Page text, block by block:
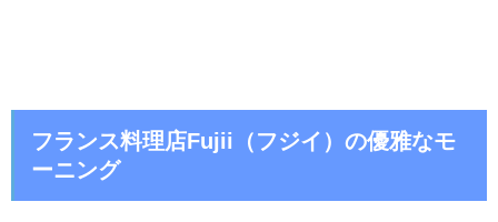
フランス料理店Fujii（フジイ）の優雅なモ
ーニング